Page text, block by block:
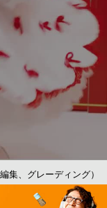
集、グレーディング）